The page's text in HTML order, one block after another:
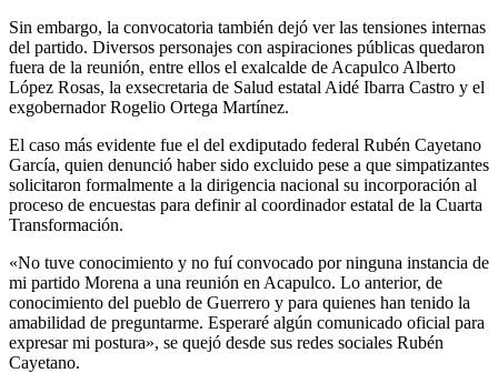
Sin embargo, la convocatoria también dejó ver las tensiones internas
del partido. Diversos personajes con aspiraciones públicas quedaron
fuera de la reunión, entre ellos el exalcalde de Acapulco Alberto
López Rosas, la exsecretaria de Salud estatal Aidé Ibarra Castro y el
exgobernador Rogelio Ortega Martínez.
El caso más evidente fue el del exdiputado federal Rubén Cayetano
García, quien denunció haber sido excluido pese a que simpatizantes
solicitaron formalmente a la dirigencia nacional su incorporación al
proceso de encuestas para definir al coordinador estatal de la Cuarta
Transformación.
«No tuve conocimiento y no fuí convocado por ninguna instancia de
mi partido Morena a una reunión en Acapulco. Lo anterior, de
conocimiento del pueblo de Guerrero y para quienes han tenido la
amabilidad de preguntarme. Esperaré algún comunicado oficial para
expresar mi postura», se quejó desde sus redes sociales Rubén
Cayetano.